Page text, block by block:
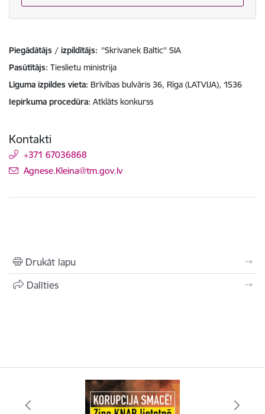
Piegādātājs / izpildītājs: ''Skrivanek Baltic'' SIA
Pasūtītājs Tieslietu ministrija
Līguma izpildes vieta Brīvības bulvāris 36, Rīga (LATVIJA), 1536
Iepirkuma procedūra Atklāts konkurss
Kontakti
+371 67036868
E-pasts:
Agnese.Kleina@tm.gov.lv
Drukāt lapu
Dalīties